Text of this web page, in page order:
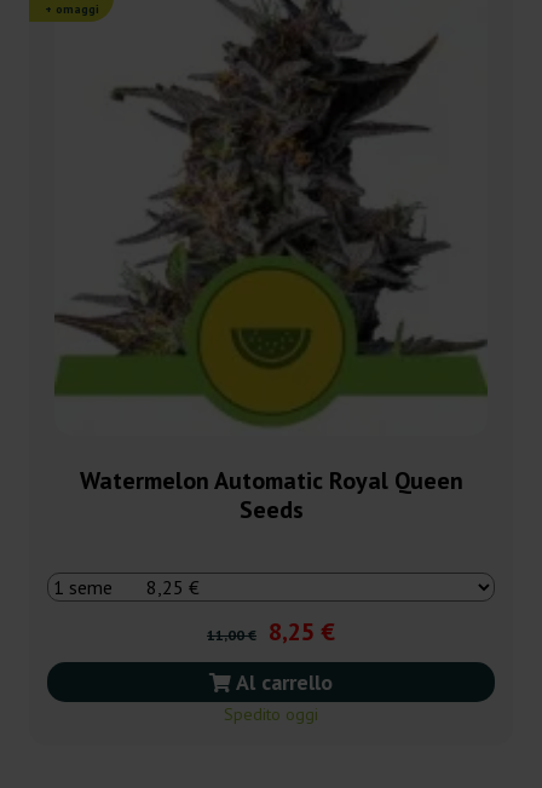
+ omaggi
Watermelon Automatic Royal Queen
Seeds
11,00 € 8,25 €
Al carrello
Spedito oggi